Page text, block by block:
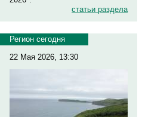
статьи раздела
Регион сегодня
22 Мая 2026, 13:30